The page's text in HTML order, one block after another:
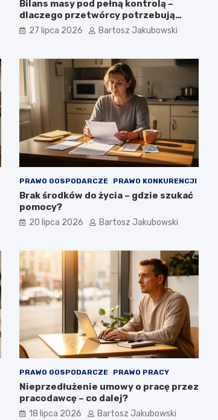
Bilans masy pod pełną kontrolą –
dlaczego przetwórcy potrzebują
certyfikatu ISCC PLUS?
27 lipca 2026 Bartosz Jakubowski
PRAWO GOSPODARCZE PRAWO KONKURENCJI
Brak środków do życia – gdzie szukać
pomocy?
20 lipca 2026 Bartosz Jakubowski
PRAWO GOSPODARCZE PRAWO PRACY
Nieprzedłużenie umowy o pracę przez
pracodawcę – co dalej?
18 lipca 2026 Bartosz Jakubowski